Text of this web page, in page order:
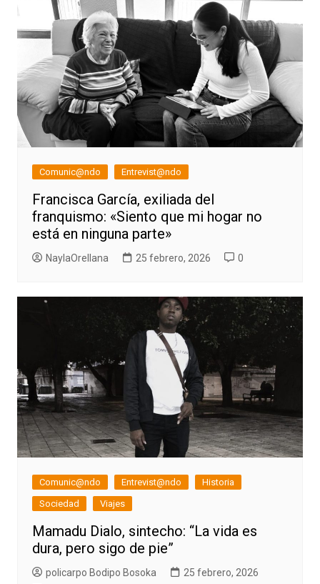
Comunic@ndo Entrevist@ndo
Francisca García, exiliada del
franquismo: «Siento que mi hogar no
está en ninguna parte»
NaylaOrellana 25 febrero, 2026 0
Comunic@ndo Entrevist@ndo
Historia
Sociedad
Viajes
Mamadu Dialo, sintecho: “La vida es
dura, pero sigo de pie”
policarpo Bodipo Bosoka
25 febrero, 2026